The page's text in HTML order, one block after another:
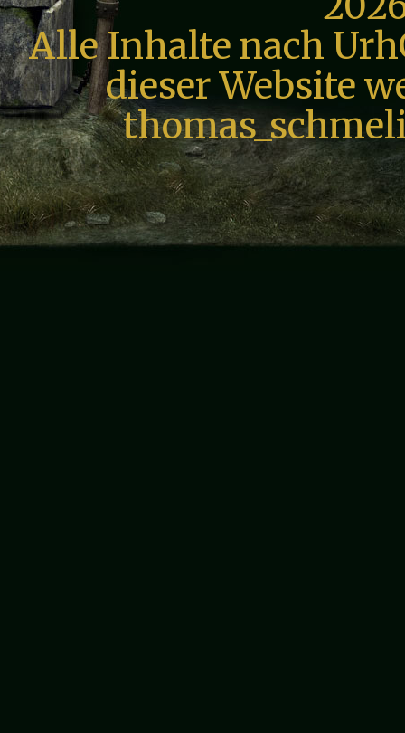
Alle Inhalte nach
dieser Website